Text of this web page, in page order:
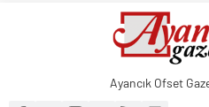
Ayancık Ofset